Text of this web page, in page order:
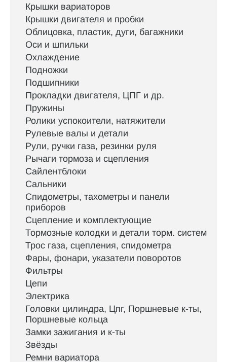
Крышки вариаторов
Крышки двигателя и пробки
Облицовка, пластик, дуги, багажники
Оси и шпильки
Охлаждение
Подножки
Подшипники
Прокладки двигателя, ЦПГ и др.
Пружины
Ролики успокоители, натяжители
Рулевые валы и детали
Рули, ручки газа, резинки руля
Рычаги тормоза и сцепления
Сайлентблоки
Сальники
Спидометры, тахометры и панели
приборов
Сцепление и комплектующие
Тормозные колодки и детали торм. систем
Трос газа, сцепления, спидометра
Фары, фонари, указатели поворотов
Фильтры
Цепи
Электрика
Головки цилиндра, Цпг, Поршневые к-ты,
Поршневые кольца
Замки зажигания и к-ты
Звёзды
Ремни вариатора